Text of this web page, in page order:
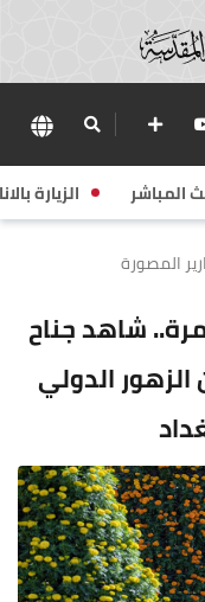
المباشر الزيارة
المصورة
شاهد جناح
الدولي